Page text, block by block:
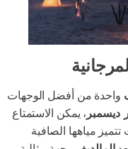
واحدة من أفضل الوجهات
ديسمبر ، يمكن الاستمتاع
مياهها الصافية